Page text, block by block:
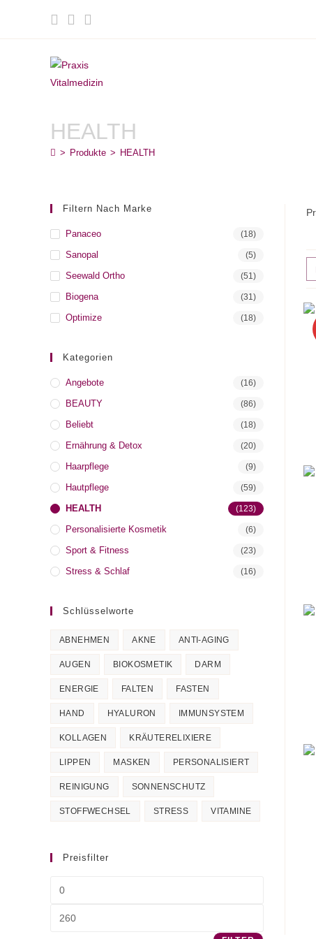
HEALTH
> Produkte > HEALTH
Filtern Nach Marke
Panaceo (18)
Sanopal (5)
Seewald Ortho (51)
Biogena (31)
Optimize (18)
Kategorien
Angebote (16)
BEAUTY (86)
Beliebt (18)
Ernährung & Detox (20)
Haarpflege (9)
Hautpflege (59)
HEALTH (123)
Personalisierte Kosmetik (6)
Sport & Fitness (23)
Stress & Schlaf (16)
Schlüsselworte
ABNEHMEN AKNE ANTI-AGING
AUGEN BIOKOSMETIK DARM
ENERGIE FALTEN FASTEN
HAND HYALURON IMMUNSYSTEM
KOLLAGEN KRÄUTERELIXIERE
LIPPEN MASKEN PERSONALISIERT
REINIGUNG SONNENSCHUTZ
STOFFWECHSEL STRESS VITAMINE
Preisfilter